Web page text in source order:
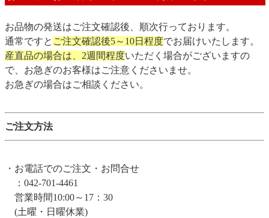
お品物の発送はご注文確認後、順次行っております。
通常ですと ご注文確認後5～10日程度でお届けいたします。
産直品の場合は、2週間程度いただく場合がございますの
で、お急ぎのお客様はご注意くださいませ。
お急ぎの場合はご相談ください。
ご注文方法
・お電話でのご注文・お問合せ
：042-701-4461
営業時間10:00～17：30
(土曜・日曜休業)